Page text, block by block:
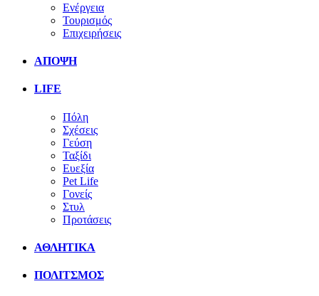
Ενέργεια
Τουρισμός
Επιχειρήσεις
ΑΠΟΨΗ
LIFE
Πόλη
Σχέσεις
Γεύση
Ταξίδι
Ευεξία
Pet Life
Γονείς
Στυλ
Προτάσεις
ΑΘΛΗΤΙΚΑ
ΠΟΛΙΤΣΜΟΣ